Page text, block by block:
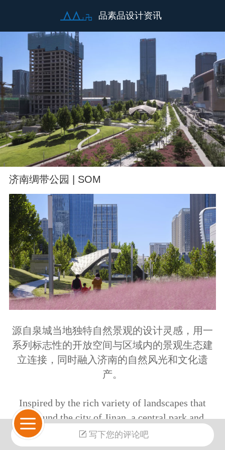
品素品设计资讯
济南绸带公园 | SOM
源自泉城当地独特自然景观的设计灵感，用一
系列标志性的开放空间与区域内的景观生态建
立连接，同时融入济南的自然风光和文化遗
产。
Inspired by the rich variety of landscapes that
surround the city of Jinan, a central park and
series of open spaces connect a new business
district to the region’s ecosystem.
写下您的评论吧